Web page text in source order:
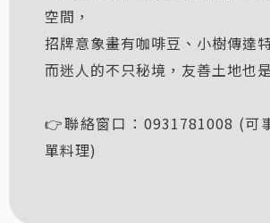
空間，
招牌意象畫有咖啡豆、小樹傳達
而迷人的不只秘境，友善土地也
👉聯絡窗口：0931781008 (可
單料理)